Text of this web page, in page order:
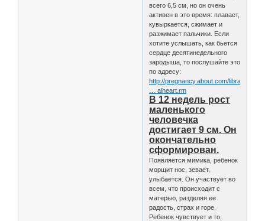
всего 6,5 см, но он очень
активен в это время: плавает,
кувыркается, сжимает и
разжимает пальчики. Если
хотите услышать, как бьется
сердце десятинедельного
зародыша, то послушайте это
по адресу:
http://pregnancy.about.com/library/medi
… alheart.rm
В 12 недель рост
маленького
человечка
достигает 9 см. Он
окончательно
сформирован.
Появляется мимика, ребенок
морщит нос, зевает,
улыбается. Он участвует во
всем, что происходит с
матерью, разделяя ее
радость, страх и горе.
Ребенок чувствует и то,